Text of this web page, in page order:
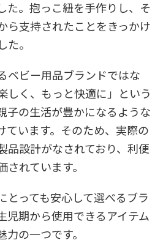
た。抱っこ紐を手作りし、そ
ら支持されたことをきっかけ
。
ベビー用品ブランドではな
しく、もっと快適に」という
子の生活が豊かになるような
ています。そのため、実際の
品設計がなされており、利便
れています。
とっても安心して選べるブラ
児期から使用できるアイテム
の一つです。